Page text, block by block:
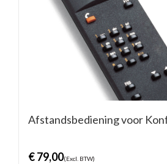
Afstandsbediening voor
€79,00(Excl. BTW)